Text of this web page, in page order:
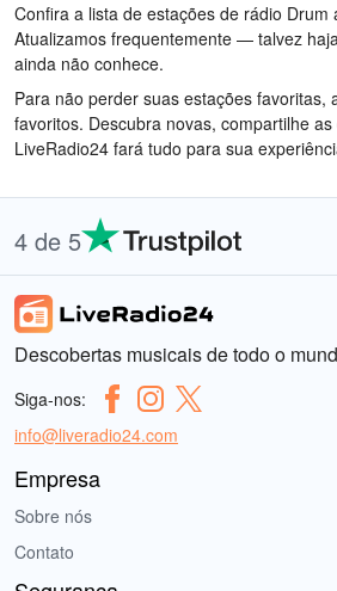
Confira a lista de estações de rádio Drum
Atualizamos frequentemente — talvez
ainda não conhece.
Para não perder suas estações favoritas,
favoritos. Descubra novas, compartilhe
LiveRadio24 fará tudo para sua
4 de 5
Descobertas musicais de todo o
Siga-nos:
info@liveradio24.com
Empresa
Sobre nós
Contato